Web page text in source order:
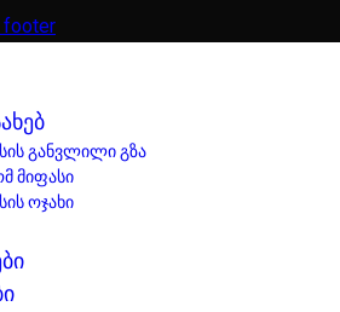
footer
განვლილი გზა
მიფასი
ოჯახი